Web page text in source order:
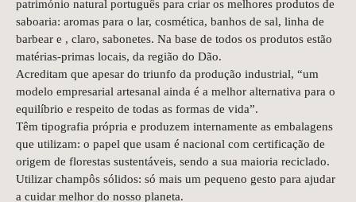
património natural português para criar os melhores produtos de
saboaria: aromas para o lar, cosmética, banhos de sal, linha de
barbear e , claro, sabonetes. Na base de todos os produtos estão
matérias-primas locais, da região do Dão.
Acreditam que apesar do triunfo da produção industrial, “um
modelo empresarial artesanal ainda é a melhor alternativa para o
equilíbrio e respeito de todas as formas de vida”.
Têm tipografia própria e produzem internamente as embalagens
que utilizam: o papel que usam é nacional com certificação de
origem de florestas sustentáveis, sendo a sua maioria reciclado.
Utilizar champôs sólidos: só mais um pequeno gesto para ajudar
a cuidar melhor do nosso planeta.